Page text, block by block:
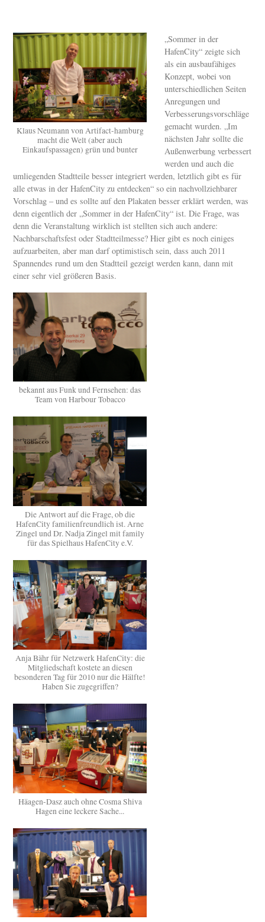
Klaus Neumann von Artifact-hamburg
macht die Welt (aber auch
Einkaufspassagen) grün und bunter
„Sommer in der
HafenCity“ zeigte sich
als ein ausbaufähiges
Konzept, wobei von
unterschiedlichen Seiten
Anregungen und
Verbesserungsvorschläge
gemacht wurden. „Im
nächsten Jahr sollte die
Außenwerbung verbessert
werden und auch die
umliegenden Stadtteile besser integriert werden, letztlich gibt es für
alle etwas in der HafenCity zu entdecken“ so ein nachvollziehbarer
Vorschlag – und es sollte auf den Plakaten besser erklärt werden, was
denn eigentlich der „Sommer in der HafenCity“ ist. Die Frage, was
denn die Veranstaltung wirklich ist stellten sich auch andere:
Nachbarschaftsfest oder Stadtteilmesse? Hier gibt es noch einiges
aufzuarbeiten, aber man darf optimistisch sein, dass auch 2011
Spannendes rund um den Stadtteil gezeigt werden kann, dann mit
einer sehr viel größeren Basis.
bekannt aus Funk und Fernsehen: das
Team von Harbour Tobacco
Die Antwort auf die Frage, ob die
HafenCity familienfreundlich ist. Arne
Zingel und Dr. Nadja Zingel mit family
für das Spielhaus HafenCity e.V.
Anja Bähr für Netzwerk HafenCity: die
Mitgliedschaft kostete an diesen
besonderen Tag für 2010 nur die Hälfte!
Haben Sie zugegriffen?
Häagen-Dasz auch ohne Cosma Shiva
Hagen eine leckere Sache...